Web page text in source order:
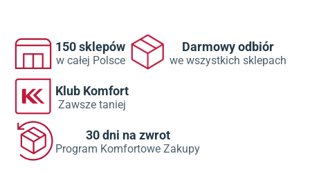
150 sklepów
w całej Polsce
Darmowy odbiór
we wszystkich sklepach
Klub Komfort
Zawsze taniej
30 dni na zwrot
Program Komfortowe Zakupy